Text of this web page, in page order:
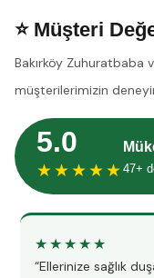
⭐ Müşteri
Bakırköy Zuhuratbaba
müşterilerimizin
5.0
★★★★★ 47+
★★★★★
“Ellerinize sağlık